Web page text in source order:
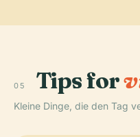
05 Tips for
Kleine Dinge, die den Tag